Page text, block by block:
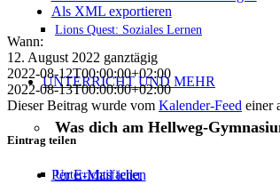
Lions Quest: Soziales Lernen
UNTERRICHT UND MEHR
Was dich am Hellweg-
Unterrichtsfächer
Als XML exportieren
Wann:
12. August 2022 ganztägig
2022-08-12T00:00:00+02:00
2022-08-13T00:00:00+02:00
Dieser Beitrag wurde vom Kalender-Feed einer
Eintrag teilen
Per E-Mail teilen